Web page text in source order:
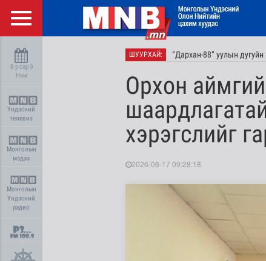
8-р сар 9
Ням
Үндэсний
телевиз
Монголын
мэдээ
Монголын
Үндэсний
радио
ШУУРХАЙ: “Дархан-88” уулын
Орхон
хэрэгслийг
2026-06-17 09:28:18